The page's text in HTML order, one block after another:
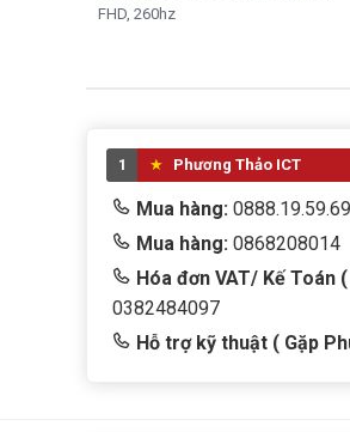
FHD, 260hz
1 Phương Thảo ICT
Mua hàng: 0888.19.59.69
Mua hàng: 0868208014
Hóa đơn VAT/ Kế Toán
0382484097
Hỗ trợ kỹ thuật ( Gặp